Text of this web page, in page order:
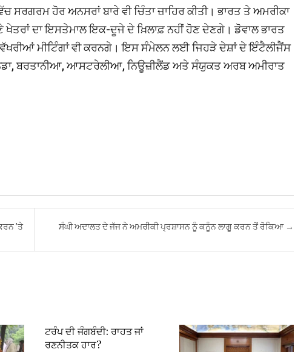
ਸਰਗਰਮ ਹੋਰ ਅਨਸਰਾਂ ਬਾਰੇ ਵੀ ਚਿੰਤਾ ਜ਼ਾਹਿਰ ਕੀਤੀ। ਭਾਰਤ ਤੇ ਅਮਰੀਕਾ
ਦਾ ਇਸਤੇਮਾਲ ਇਕ-ਦੂਜੇ ਦੇ ਖ਼ਿਲਾਫ਼ ਨਹੀਂ ਹੋਣ ਦੇਣਗੇ। ਡੋਵਾਲ ਭਾਰਤ
ਮੀਟਿੰਗਾਂ ਵੀ ਕਰਨਗੇ। ਇਸ ਸੰਮੇਲਨ ਲਈ ਜਿਹੜੇ ਦੇਸ਼ਾਂ ਦੇ ਇੰਟੈਲੀਜੈਂਸ
ਬਰਤਾਨੀਆ, ਆਸਟਰੇਲੀਆ, ਨਿਊਜ਼ੀਲੈਂਡ ਅਤੇ ਸੰਯੁਕਤ ਅਰਬ ਅਮੀਰਾਤ
’ਤੇ
ਸੰਘੀ ਅਦਾਲਤ ਦੇ ਜੱਜ ਨੇ ਅਮਰੀਕੀ ਪ੍ਰਸ਼ਾਸਨ ਨੂੰ ਕਨੂੰਨ ਲਾਗੂ ਕਰਨ ਤੋਂ ਰੋਕਿਆ →
ਟਰੰਪ ਦੀ ਜੰਗਬੰਦੀ: ਰਾਹਤ ਜਾਂ
ਰਣਨੀਤਕ ਹਾਰ?